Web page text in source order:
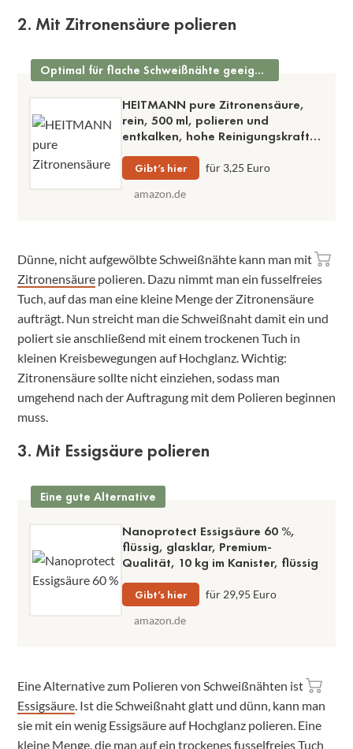
2. Mit Zitronensäure polieren
Optimal für flache Schweißnähte geeignet
HEITMANN pure Zitronensäure,
rein, 500 ml, polieren und
entkalken, hohe Reinigungskraft,
flüssig
Gibt’s hier
für 3,25 Euro
amazon.de
Dünne, nicht aufgewölbte Schweißnähte kann man mit
Zitronensäure polieren. Dazu nimmt man ein fusselfreies
Tuch, auf das man eine kleine Menge der Zitronensäure
aufträgt. Nun streicht man die Schweißnaht damit ein und
poliert sie anschließend mit einem trockenen Tuch in
kleinen Kreisbewegungen auf Hochglanz. Wichtig:
Zitronensäure sollte nicht einziehen, sodass man
umgehend nach der Auftragung mit dem Polieren beginnen
muss.
3. Mit Essigsäure polieren
Eine gute Alternative
Nanoprotect Essigsäure 60 %,
flüssig, glasklar, Premium-
Qualität, 10 kg im Kanister, flüssig
Gibt’s hier
für 29,95 Euro
amazon.de
Eine Alternative zum Polieren von Schweißnähten ist
Essigsäure. Ist die Schweißnaht glatt und dünn, kann man
sie mit ein wenig Essigsäure auf Hochglanz polieren. Eine
kleine Menge, die man auf ein trockenes fusselfreies Tuch